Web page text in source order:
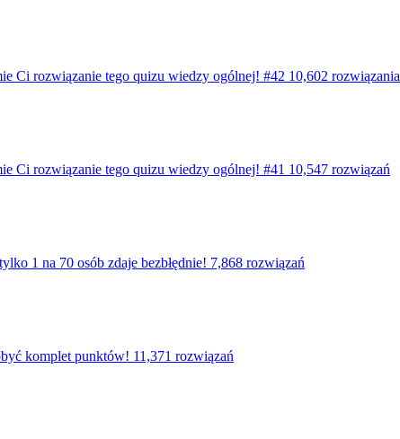
Ci rozwiązanie tego quizu wiedzy ogólnej! #42 10,602 rozwiązania
Ci rozwiązanie tego quizu wiedzy ogólnej! #41 10,547 rozwiązań
1 na 70 osób zdaje bezbłędnie! 7,868 rozwiązań
komplet punktów! 11,371 rozwiązań